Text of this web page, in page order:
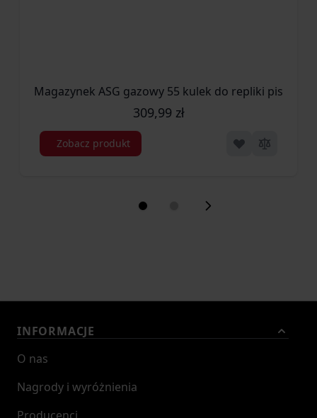
Magazynek ASG gazowy 55 kulek do repliki pistoletu
309,99 zł
Zobacz produkt
INFORMACJE
O nas
Nagrody i wyróżnienia